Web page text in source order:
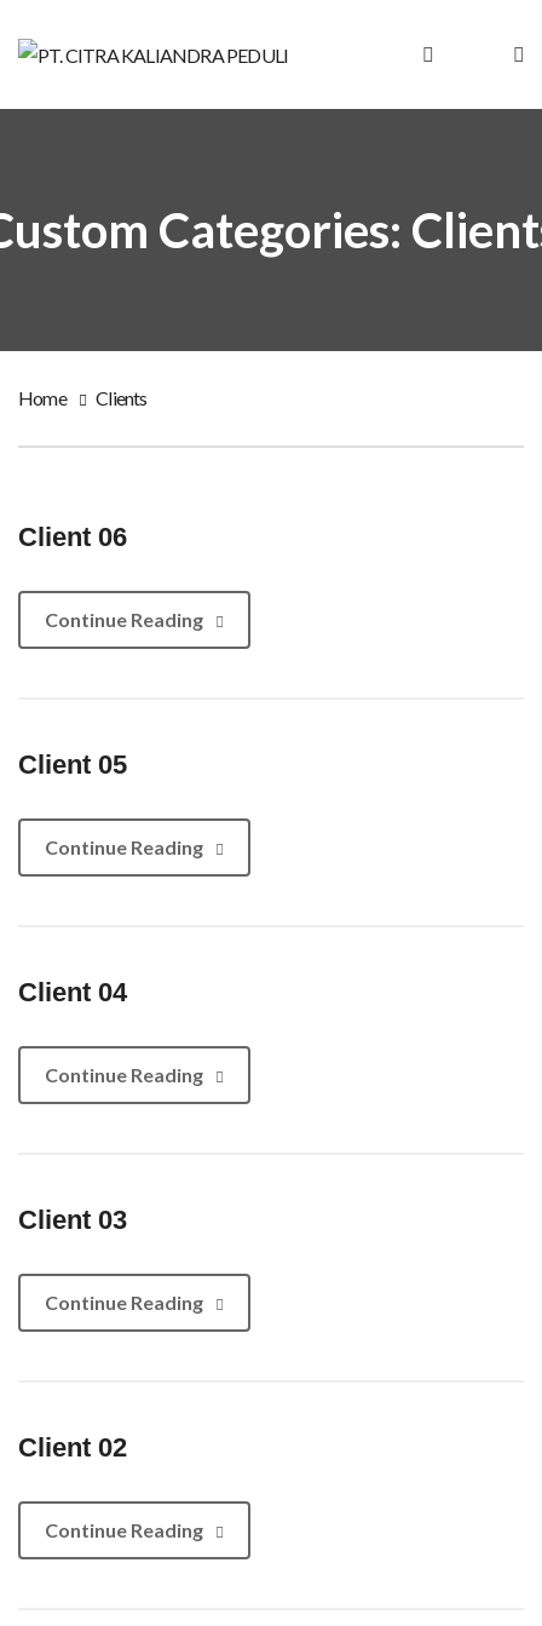
Categories:
Home Clients
Client 06
Continue Reading
Client 05
Continue Reading
Client 04
Continue Reading
Client 03
Continue Reading
Client 02
Continue Reading